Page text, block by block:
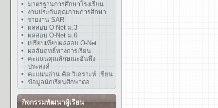
มาตรฐานการศึกษาโรงเรียน
งานประกันคุณภาพการศึกษา
รายงาน SAR
ผลสอบ O-Net ม.3
ผลสอบ O-Net ม.6
เปรียบเทียบผลสอบ O-Net
ผลสัมฤทธิ์ทางการเรียน
คะแนนคุณลักษณะอันพึง
ประสงค์
คะแนนอ่าน คิด วิเคราะห์ เขียน
ข้อมูลนักเรียนศึกษาต่อ
กิจกรรมพัฒนาผู้เรียน